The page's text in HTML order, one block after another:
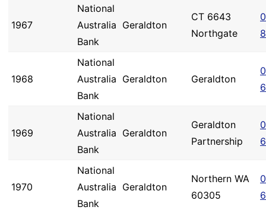
1967
National
Australia
Bank
Geraldton
CT 6643
Northgate
1968
National
Australia
Bank
Geraldton Geraldton
1969
National
Australia
Bank
Geraldton
Geraldton
Partnership
1970
National
Australia
Bank
Geraldton
Northern WA
60305